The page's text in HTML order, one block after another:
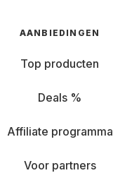
AANBIEDINGEN
Top producten
Deals %
Affiliate programma
Voor partners